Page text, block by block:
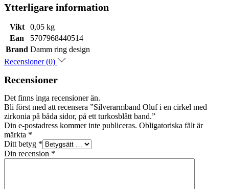
Ytterligare information
Vikt
0,05 kg
Ean
5707968440514
Brand Damm ring design
Recensioner (0)
Recensioner
Det finns inga recensioner än.
Bli först med att recensera ”Silverarmband Oluf i en cirkel med
zirkonia på båda sidor, på ett turkosblått band.”
Din e-postadress kommer inte publiceras. Obligatoriska fält är
märkta *
Ditt betyg *
Din recension *